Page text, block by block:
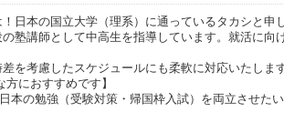
日本の国立大学（理系）に通っているタカシと申
塾講師として中高生を指導しています。就活に
を考慮したスケジュールにも柔軟に対応いたしま
方におすすめです】
本の勉強（受験対策・帰国枠入試）を両立させたい